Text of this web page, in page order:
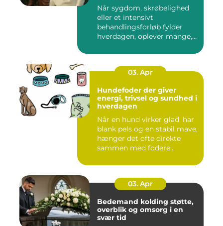
Når sygdom, skrøbelighed
eller et intensivt
behandlingsforløb fylder
hverdagen, oplever mange,
03. Apr
Hundefoder der giver
energi, trivsel og sundhed i
hverdagen
Når en hund virker glad, har
blank pels og en stabil mave,
hænger det ofte direkte
sammen med fodere...
03. Apr
Bedemand kolding støtte,
overblik og omsorg i en
svær tid